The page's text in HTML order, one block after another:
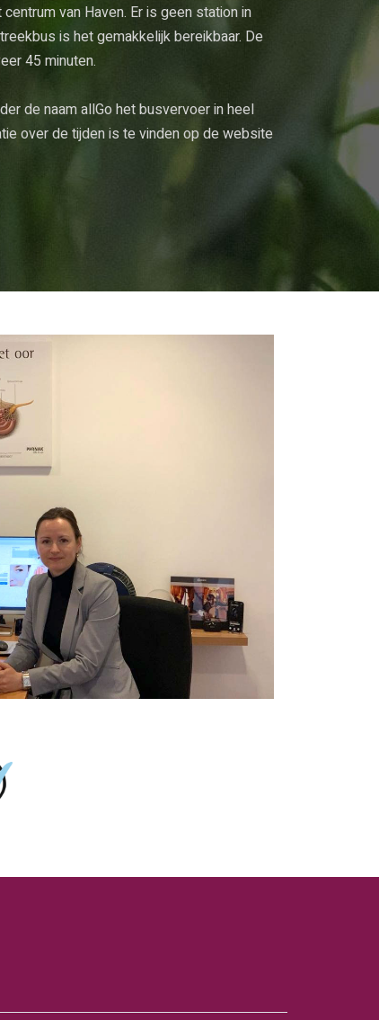
van Haven. Er is geen station in
is het gemakkelijk bereikbaar. De
45 minuten.
de naam allGo het busvervoer in heel
over de tijden is te vinden op de website